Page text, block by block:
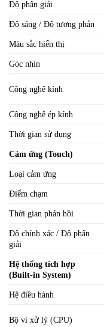
Độ phân giải
Độ sáng / Độ tương phản
Màu sắc hiển thị
Góc nhìn
Công nghệ kính
Công nghệ ép kính
Thời gian sử dụng
Cảm ứng (Touch)
Loại cảm ứng
Điểm chạm
Thời gian phản hồi
Độ chính xác / Độ phân
giải
Hệ thống tích hợp
(Built-in System)
Hệ điều hành
Bộ vi xử lý (CPU)